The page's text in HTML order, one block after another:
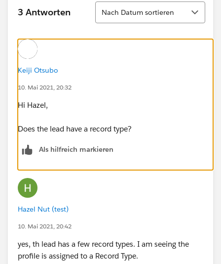
3 Antworten
Sortieren
Nach Datum sortieren
Keiji Otsubo
10. Mai 2021, 20:32
Hi Hazel,
Does the lead have a record type?
Als hilfreich markieren
Hazel Nut (test)
10. Mai 2021, 20:42
yes, th lead has a few record types. I am seeing the
profile is assigned to a Record Type.